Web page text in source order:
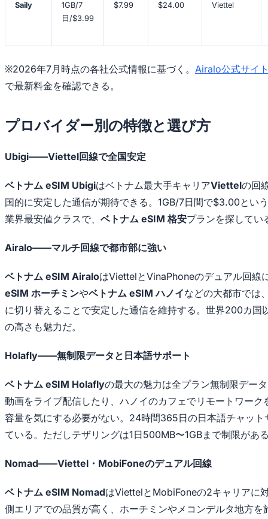
Saily
1GB/7
日/$3.99
$7.99 $24.00 Viettel
※2026年7月時点の各社公式情報に基づく。 Airalo公式サイ
で最新料金を確認できる。
プロバイダー別の特徴と選び方
Ubigi——Viettel回線で全国安定
ベトナム eSIM Ubigiはベトナム最大手キャリアViettelの回
国的に安定した通信が期待できる。1GB/7日間で$3.00とい
業界最安値クラスで、 ベトナム eSIM 格安プランを探してい
Airalo——マルチ回線で都市部に強い
ベトナム eSIM AiraloはViettelとVinaPhoneのデュアル回線
eSIM ホーチミンやベトナム eSIM ハノイなどの大都市では
に切り替えることで安定した通信を維持する。世界200カ国
の高さも魅力だ。
Holafly——無制限データと日本語サポート
ベトナム eSIM Holaflyの最大の魅力は全プラン無制限デー
動画をライブ配信したり、ハノイのカフェでリモートワーク
容量を気にする必要がない。24時間365日の日本語チャット
ている。ただしテザリングは1日500MB〜1GBまで制限があ
Nomad——Viettel・MobiFoneのデュアル回線
ベトナム eSIM NomadはViettelとMobiFoneの2キャリアに
側エリアでの品質が高く、ホーチミンやメコンデルタ地方を